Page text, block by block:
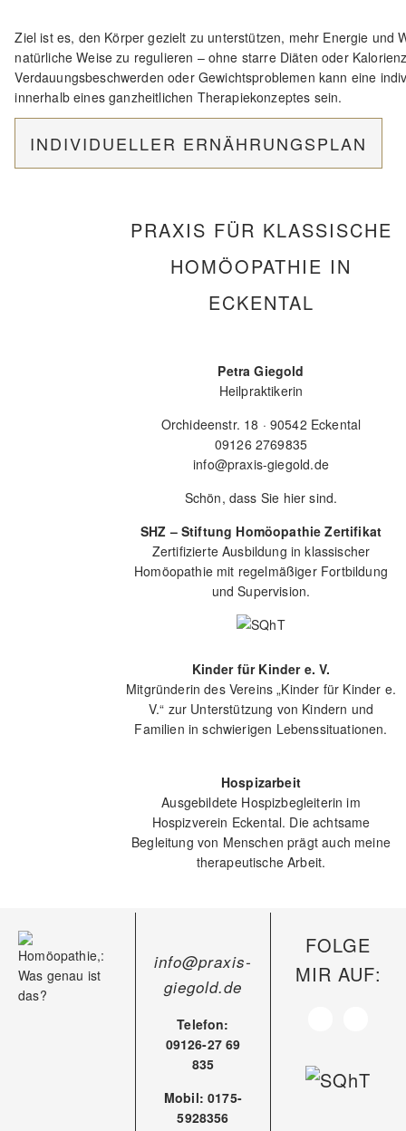
Ziel ist es, den Körper gezielt zu unterstützen, mehr Energie und
natürliche Weise zu regulieren – ohne starre Diäten oder
Verdauungsbeschwerden oder Gewichtsproblemen kann eine
innerhalb eines ganzheitlichen Therapiekonzeptes sein.
INDIVIDUELLER ERNÄHRUNGSPLAN
PRAXIS FÜR KLASSISCHE
HOMÖOPATHIE IN
ECKENTAL
Petra Giegold
Heilpraktikerin
Orchideenstr. 18 · 90542 Eckental
09126 2769835
info@praxis-giegold.de
Schön, dass Sie hier sind.
SHZ – Stiftung Homöopathie Zertifikat
Zertifizierte Ausbildung in klassischer
Homöopathie mit regelmäßiger Fortbildung
und Supervision.
Kinder für Kinder e. V.
Mitgründerin des Vereins „Kinder für Kinder e.
V.“ zur Unterstützung von Kindern und
Familien in schwierigen Lebenssituationen.
Hospizarbeit
Ausgebildete Hospizbegleiterin im
Hospizverein Eckental. Die achtsame
Begleitung von Menschen prägt auch meine
therapeutische Arbeit.
info@praxis-
giegold.de
Telefon:
09126-27 69
835
Mobil: 0175-
5928356
FOLGE
MIR AUF: